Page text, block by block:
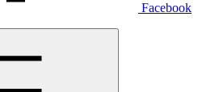
Facebook